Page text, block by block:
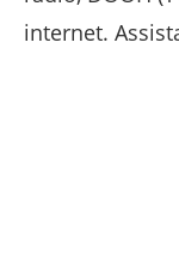
internet.